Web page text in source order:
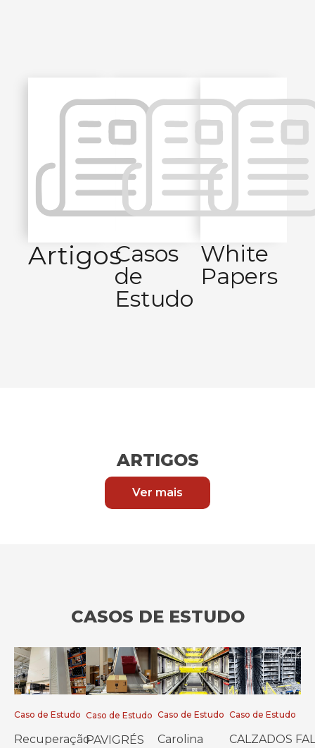
ArtigosCasos
de
Estudo
White
Papers
ARTIGOS
Ver mais
CASOS DE ESTUDO
Caso de Estudo
Recuperação
Caso de Estudo
PAVIGRÉS
Caso de Estudo
Carolina
Caso de Estudo
CALZADOS FAL